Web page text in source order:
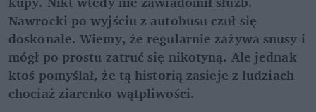
Nawrocki po wyjściu z autobusu czuł się
doskonale. Wiemy, że regularnie zażywa snusy i
mógł po prostu zatruć się nikotyną. Ale jednak
ktoś pomyślał, że tą historią zasieje z ludziach
chociaż ziarenko wątpliwości.